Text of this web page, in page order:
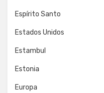
Espírito Santo
Estados Unidos
Estambul
Estonia
Europa